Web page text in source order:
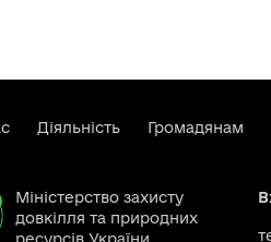
Діяльність Громадянам
Міністерство захисту
довкілля та природних